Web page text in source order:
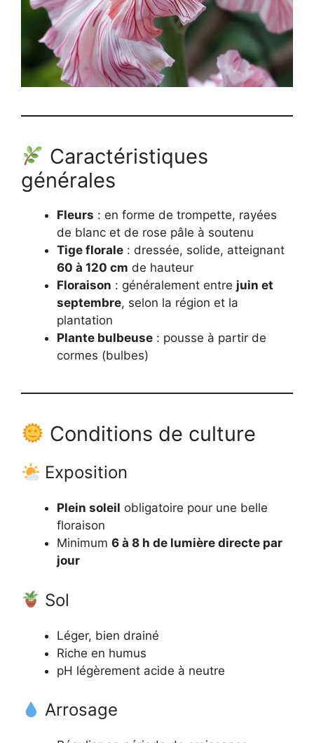
Caractéristiques
générales
Fleurs : en forme de trompette, rayées
de blanc et de rose pâle à soutenu
Tige florale : dressée, solide, atteignant
60 à 120 cm de hauteur
Floraison : généralement entre juin et
septembre, selon la région et la
plantation
Plante bulbeuse : pousse à partir de
cormes (bulbes)
Conditions de culture
Exposition
Plein soleil obligatoire pour une belle
floraison
Minimum 6 à 8 h de lumière directe par
jour
Sol
Léger, bien drainé
Riche en humus
pH légèrement acide à neutre
Arrosage